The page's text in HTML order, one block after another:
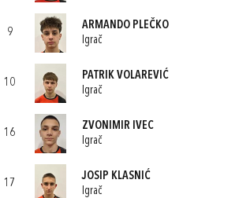
9
ARMANDO PLEČKO
Igrač
10
PATRIK VOLAREVIĆ
Igrač
16
ZVONIMIR IVEC
Igrač
17
JOSIP KLASNIĆ
Igrač